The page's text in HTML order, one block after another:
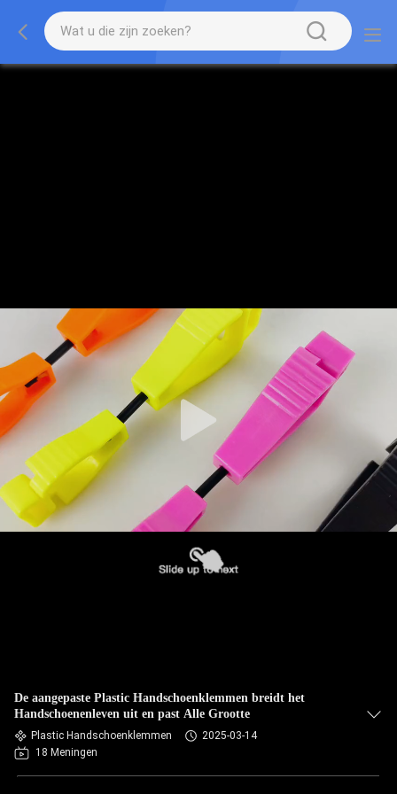
De aangepaste Plastic Handschoenklemmen breidt het
Handschoenenleven uit en past Alle Grootte
Plastic Handschoenklemmen
2025-03-14
18 Meningen